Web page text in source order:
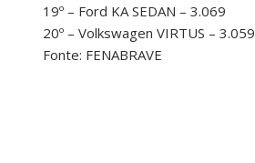
19º – Ford KA SEDAN – 3.069
20º – Volkswagen VIRTUS – 3.059
Fonte: FENABRAVE